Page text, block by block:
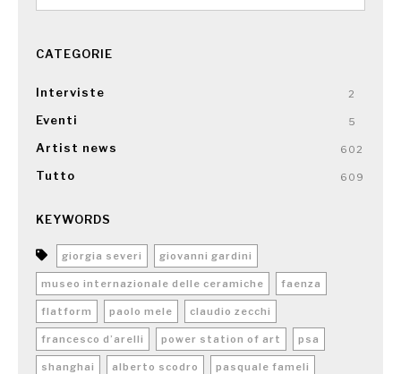
CATEGORIE
Interviste 2
Eventi 5
Artist news 602
Tutto 609
KEYWORDS
giorgia severi giovanni gardini
museo internazionale delle ceramiche faenza
flatform paolo mele claudio zecchi
francesco d’arelli power station of art psa
shanghai alberto scodro pasquale fameli